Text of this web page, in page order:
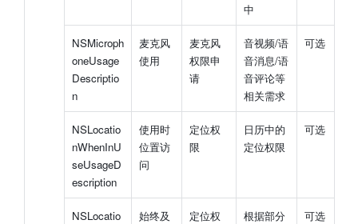
中
NSMicroph
oneUsage
Descriptio
n
麦克风
使用
麦克风
权限申
请
音视频/语
音消息/语
音评论等
相关需求
可选
NSLocatio
nWhenInU
seUsageD
escription
使用时
位置访
问
定位权
限
日历中的
定位权限
可选
NSLocatio
始终及
定位权
根据部分
可选